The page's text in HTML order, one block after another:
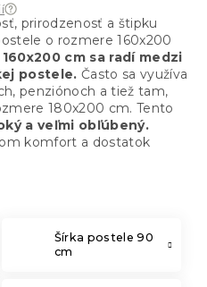
prirodzenosť a štipku
o rozmere 160x200
cm sa radí medzi
postele. Často sa využíva
penziónoch a tiež tam,
180x200 cm. Tento
a veľmi obľúbený.
komfort a dostatok
Šírka postele 90
cm